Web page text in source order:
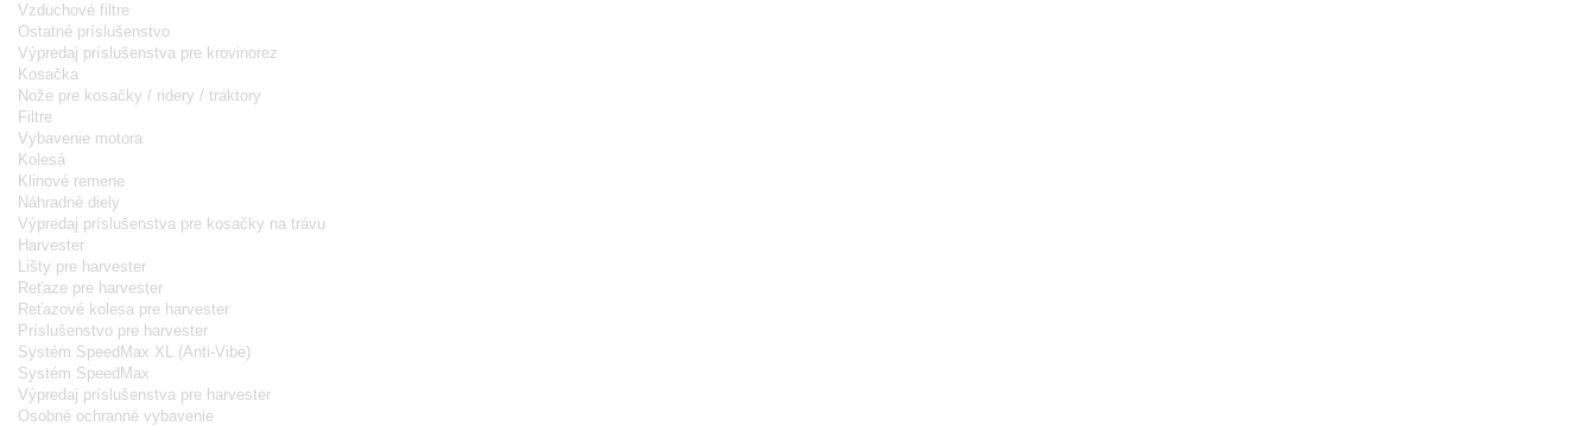
Vzduchové filtre
Ostatné príslušenstvo
Výpredaj príslušenstva pre krovinorez
Kosačka
Nože pre kosačky / ridery / traktory
Filtre
Vybavenie motora
Kolesá
Klinové remene
Náhradné diely
Výpredaj príslušenstva pre kosačky na trávu
Harvester
Lišty pre harvester
Reťaze pre harvester
Reťazové kolesa pre harvester
Príslušenstvo pre harvester
Systém SpeedMax XL (Anti-Vibe)
Systém SpeedMax
Výpredaj príslušenstva pre harvester
Osobné ochranné vybavenie